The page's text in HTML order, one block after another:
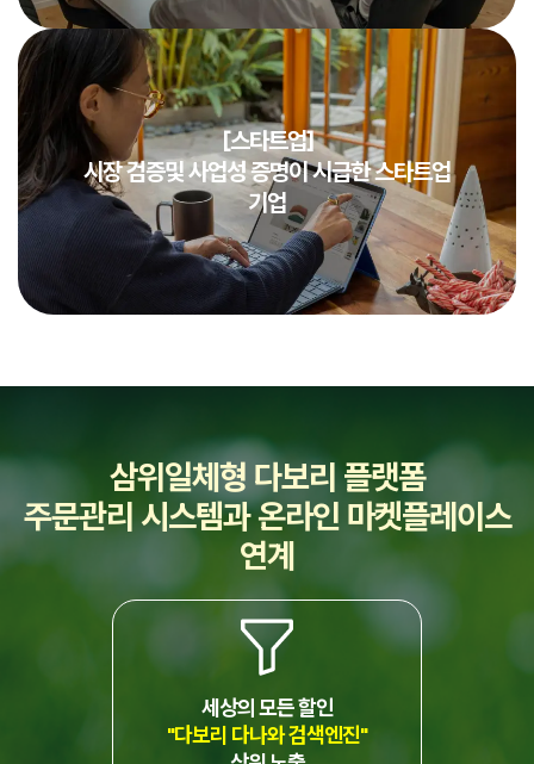
[스타트업]
시장 검증및 사업성 증명이 시급한 스타트업
기업
삼위일체형 다보리 플랫폼
주문관리 시스템과 온라인 마켓플레이스
연계
세상의 모든 할인
"다보리 다나와 검색엔진"